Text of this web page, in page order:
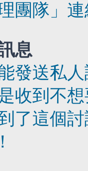
理團隊」
息
發送私人
收到不
了這個